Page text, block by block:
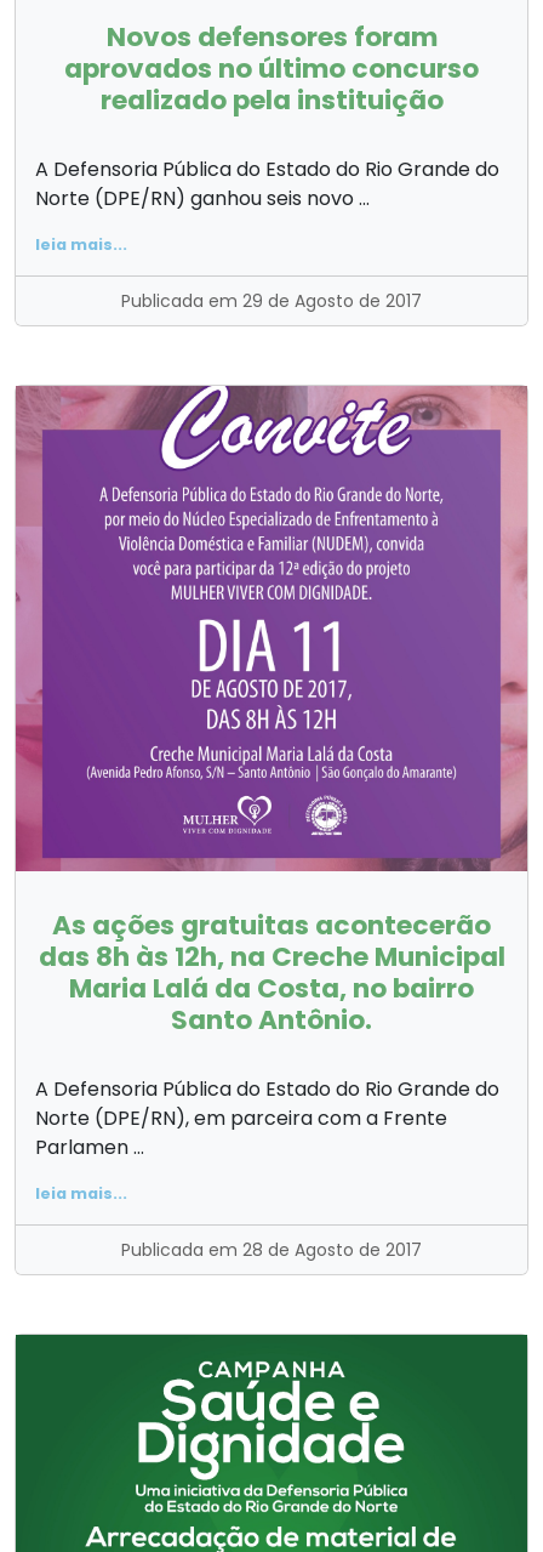
Novos defensores foram
aprovados no último concurso
realizado pela instituição
A Defensoria Pública do Estado do Rio Grande do
Norte (DPE/RN) ganhou seis novo ...
leia mais...
Publicada em 29 de Agosto de 2017
As ações gratuitas acontecerão
das 8h às 12h, na Creche Municipal
Maria Lalá da Costa, no bairro
Santo Antônio.
A Defensoria Pública do Estado do Rio Grande do
Norte (DPE/RN), em parceira com a Frente
Parlamen ...
leia mais...
Publicada em 28 de Agosto de 2017